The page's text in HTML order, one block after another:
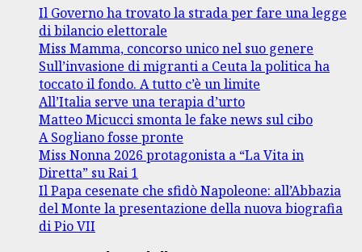
Il Governo ha trovato la strada per fare una legge
di bilancio elettorale
Miss Mamma, concorso unico nel suo genere
Sull’invasione di migranti a Ceuta la politica ha
toccato il fondo. A tutto c’è un limite
All’Italia serve una terapia d’urto
Matteo Micucci smonta le fake news sul cibo
A Sogliano fosse pronte
Miss Nonna 2026 protagonista a “La Vita in
Diretta” su Rai 1
Il Papa cesenate che sfidò Napoleone: all’Abbazia
del Monte la presentazione della nuova biografia
di Pio VII